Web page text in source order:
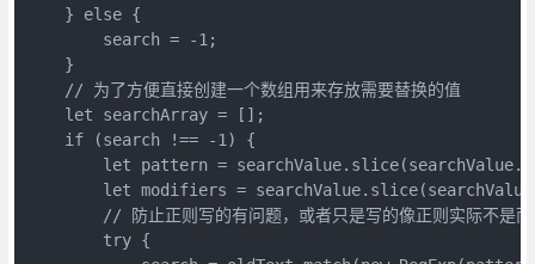
    } else {
        search = -1;
    }
    // 为了方便直接创建一个数组用来存放需要替换的值
    let searchArray = [];
    if (search !== -1) {
let pattern =
let modifiers =
// 防止正则写的有问题，或者只是写的像正则实际不是
        try {